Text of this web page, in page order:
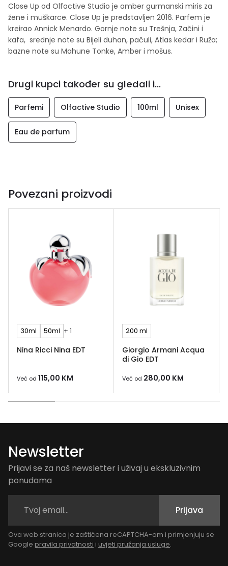
Close Up od Olfactive Studio je amber gurmanski miris za
žene i muškarce. Close Up je predstavljen 2016. Parfem je
kreirao Annick Menardo. Gornje note su Trešnja, Začini i
kafa, srednje note su Bijeli duhan, pačuli, Atlas kedar i Ruža;
bazne note su Mahune Tonke, Amber i mošus.
Drugi kupci također su gledali i...
Parfemi Olfactive Studio 100ml Unisex
Eau de parfum
Povezani proizvodi
30ml 50ml + 1
Nina Ricci Nina EDT
Već od 115,00 KM
200 ml
Giorgio Armani Acqua
di Gio EDT
Već od 280,00 KM
Newsletter
Prijavi se za naš newsletter i uživaj u ekskluzivnim
ponudama
Prijava
Ova web stranica je zaštićena reCAPTCHA-om i primjenjuju se
Google pravila privatnosti i uvjeti pružanja usluge.